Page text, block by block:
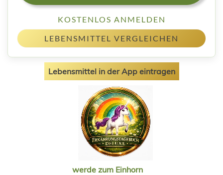
KOSTENLOS ANMELDEN
LEBENSMITTEL VERGLEICHEN
Lebensmittel in der App eintragen
werde zum Einhorn